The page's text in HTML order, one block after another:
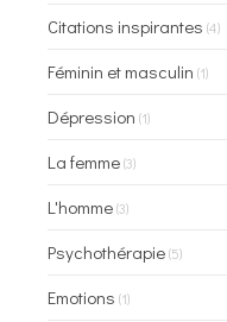
Citations inspirantes (4)
Féminin et masculin (1)
Dépression (1)
La femme(3)
L'homme(3)
Psychothérapie(5)
Emotions (1)